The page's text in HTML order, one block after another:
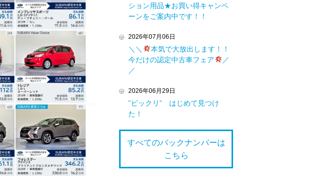
ション用品★お買い得キャンペ
ーンをご案内中です！！
2026年07月06日
＼＼
本気で大放出します！！
今だけの認定中古車フェア
／
／
2026年06月29日
”ビックリ” はじめて見つけ
た！
すべてのバックナンバーは
こちら